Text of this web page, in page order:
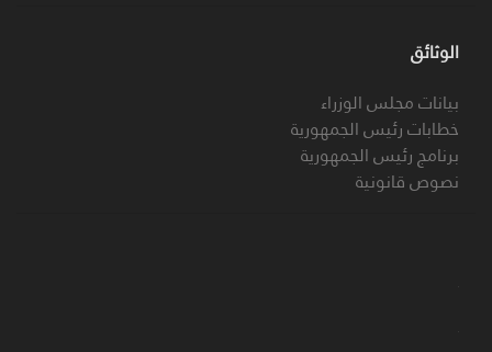
الوثائق
بيانات مجلس الوزراء
خطابات رئيس الجمهورية
برنامج رئيس الجمهورية
نصوص قانونية